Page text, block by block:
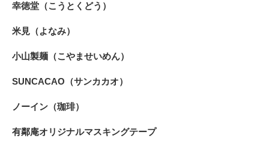
幸徳堂（こうとくどう）
米見（よなみ）
小山製麺（こやませいめん）
SUNCACAO（サンカカオ）
ノーイン（珈琲）
有鄰庵オリジナルマスキングテープ